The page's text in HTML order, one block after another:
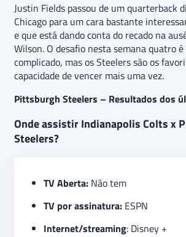
Justin Fields passou de um quarterback
Chicago para um cara bastante
e que está dando conta do recado na
Wilson. O desafio nesta semana quatro
complicado, mas os Steelers são os
capacidade de vencer mais uma vez.
Pittsburgh Steelers – Resultados dos
Onde assistir Indianapolis Colts x
Steelers?
TV Aberta: Não tem
TV por assinatura: ESPN
Internet/streaming: Disney +